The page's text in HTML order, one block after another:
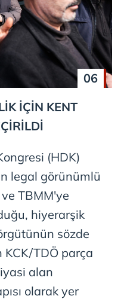
06
İÇİN KENT
(HDK)
legal görünümlü
TBMM'ye
hiyerarşik
sözde
TDÖ parça
alan
olarak yer